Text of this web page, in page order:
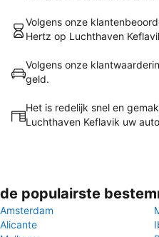
Volgens onze
Hertz op Luchthaven
Volgens onze
geld.
Het is redelijk snel en
Luchthaven Keflavik uw
de populairste
Amsterdam
Alicante